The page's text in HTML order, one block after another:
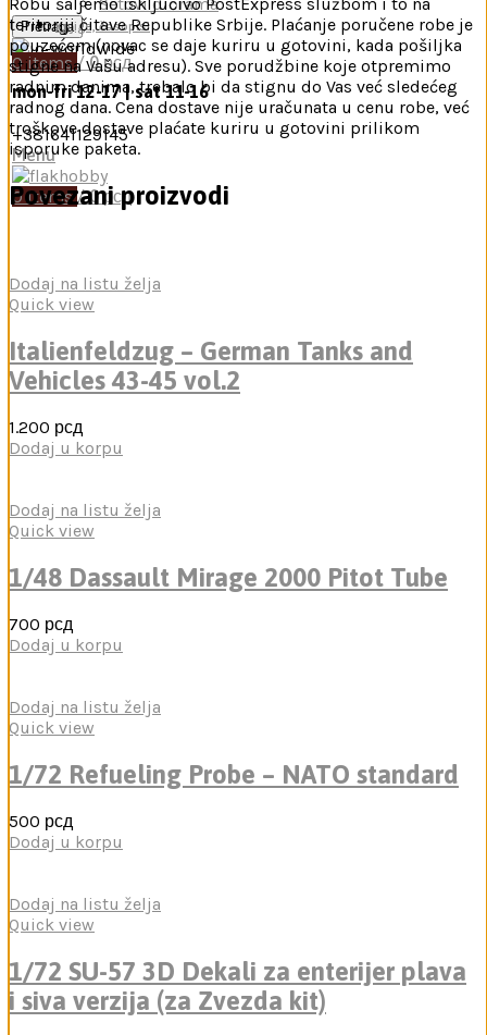
Pretraga
mon-fri 12-17 | sat 11-16
+381641129145
Menu
0items/ 0рсд
Knjige, časopisi
0items/ 0рсд
Robu šaljemo isključivo PostExpress službom i to na
teritoriji čitave Republike Srbije. Plaćanje poručene robe je
pouzećem (novac se daje kuriru u gotovini, kada pošiljka
stigne na Vašu adresu). Sve porudžbine koje otpremimo
radnim danima, trebalo bi da stignu do Vas već sledećeg
radnog dana. Cena dostave nije uračunata u cenu robe, već
troškove dostave plaćate kuriru u gotovini prilikom
isporuke paketa.
Povezani proizvodi
Dodaj na listu želja
Quick view
Italienfeldzug – German Tanks and
Vehicles 43-45 vol.2
1.200 рсд
Dodaj u korpu
Dodaj na listu želja
Quick view
1/48 Dassault Mirage 2000 Pitot Tube
700 рсд
Dodaj u korpu
Dodaj na listu želja
Quick view
1/72 Refueling Probe – NATO standard
500 рсд
Dodaj u korpu
Dodaj na listu želja
Quick view
1/72 SU-57 3D Dekali za enterijer plava
i siva verzija (za Zvezda kit)